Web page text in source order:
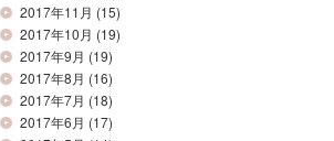
2017年11月 (15)
2017年10月 (19)
2017年9月 (19)
2017年8月 (16)
2017年7月 (18)
2017年6月 (17)